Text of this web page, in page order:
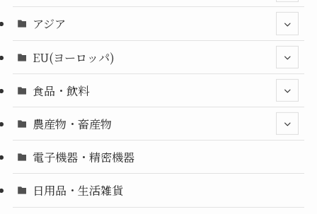
アジア
EU(ヨーロッパ)
食品・飲料
農産物・畜産物
電子機器・精密機器
日用品・生活雑貨